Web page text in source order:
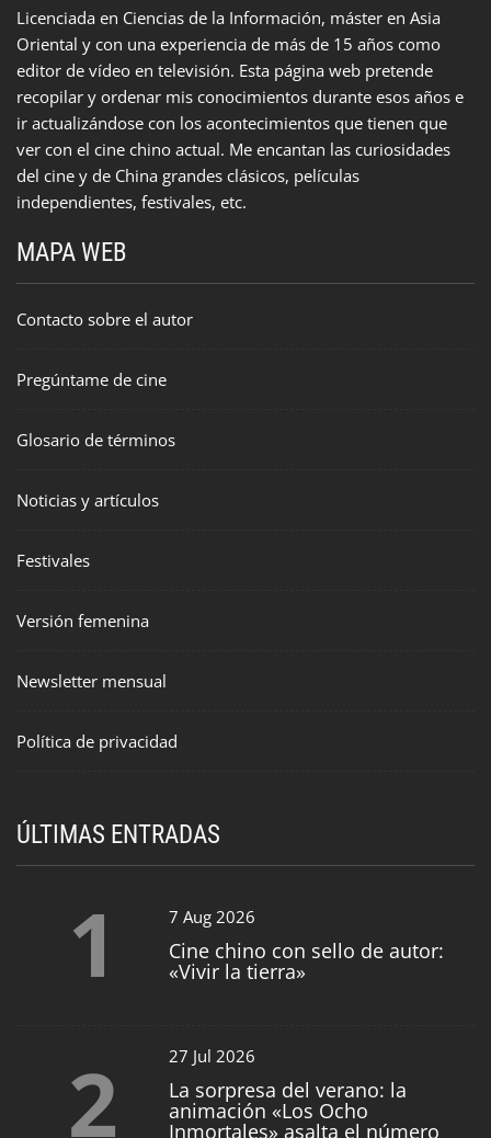
Licenciada en Ciencias de la Información, máster en Asia
Oriental y con una experiencia de más de 15 años como
editor de vídeo en televisión. Esta página web pretende
recopilar y ordenar mis conocimientos durante esos años e
ir actualizándose con los acontecimientos que tienen que
ver con el cine chino actual. Me encantan las curiosidades
del cine y de China grandes clásicos, películas
independientes, festivales, etc.
MAPA WEB
Contacto sobre el autor
Pregúntame de cine
Glosario de términos
Noticias y artículos
Festivales
Versión femenina
Newsletter mensual
Política de privacidad
ÚLTIMAS ENTRADAS
1 7 Aug 2026
Cine chino con sello de autor:
«Vivir la tierra»
2 27 Jul 2026
La sorpresa del verano: la
animación «Los Ocho
Inmortales» asalta el número